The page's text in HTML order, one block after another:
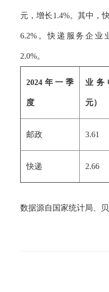
元，增长1.4%。其中，
6.2%。快递服务企业
2.0%。
2024年一季
度
业务
元）
邮政 3.61
快递 2.66
数据源自国家统计局、